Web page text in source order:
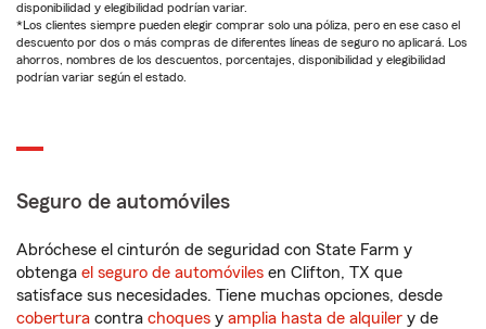
disponibilidad y elegibilidad podrían variar.
*Los clientes siempre pueden elegir comprar solo una póliza, pero en ese caso el
descuento por dos o más compras de diferentes líneas de seguro no aplicará. Los
ahorros, nombres de los descuentos, porcentajes, disponibilidad y elegibilidad
podrían variar según el estado.
Seguro de automóviles
Abróchese el cinturón de seguridad con State Farm y
obtenga el seguro de automóviles en Clifton, TX que
satisface sus necesidades. Tiene muchas opciones, desde
cobertura contra choques y amplia hasta de alquiler y de